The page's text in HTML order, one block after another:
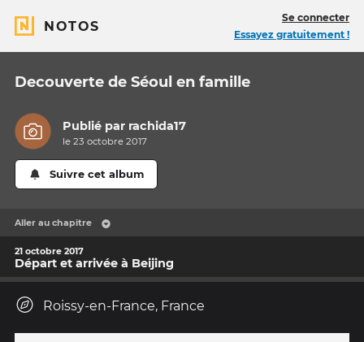
NOTOS
Se connecter
Essayez gratuitement !
Decouverte de Séoul en famille
Publié par rachida17
le 23 octobre 2017
Suivre cet album
Aller au chapitre
21 octobre 2017
Départ et arrivée à Beijing
Roissy-en-France, France